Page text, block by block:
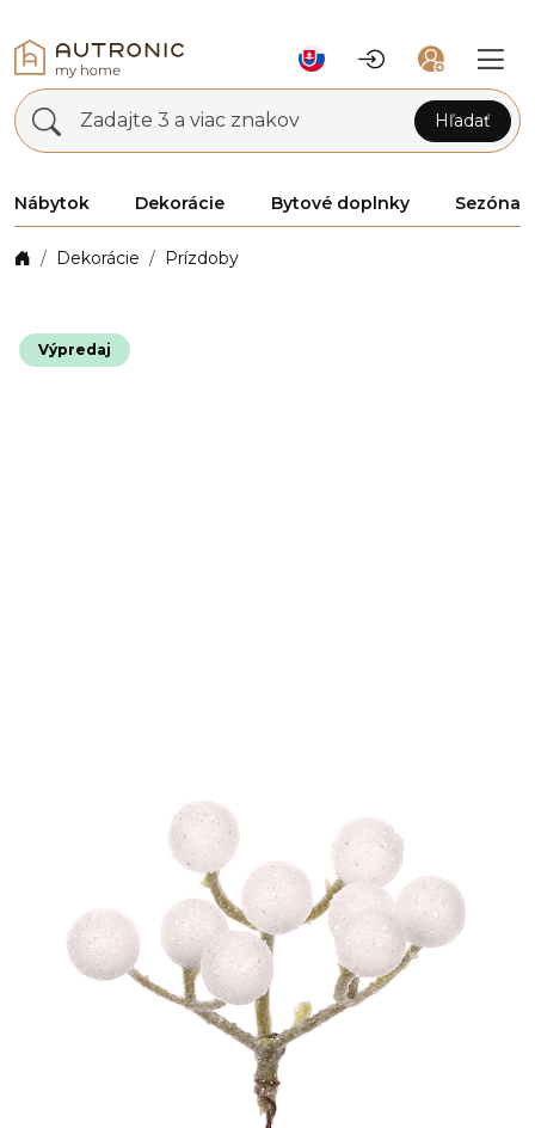
Zadajte 3 a viac znakov Hľadať
Nábytok Dekorácie Bytové doplnky Sezóna
Dekorácie Prízdoby
Výpredaj